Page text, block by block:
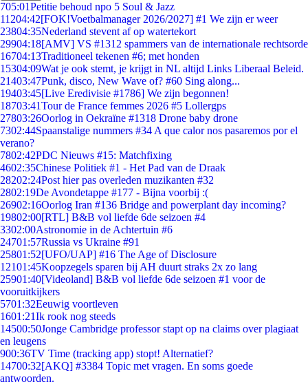
705:01Petitie behoud npo 5 Soul & Jazz
11204:42[FOK!Voetbalmanager 2026/2027] #1 We zijn er weer
23804:35Nederland stevent af op watertekort
29904:18[AMV] VS #1312 spammers van de internationale rechtsorde
16704:13Traditioneel tekenen #6; met honden
15304:09Wat je ook stemt, je krijgt in NL altijd Links Liberaal Beleid.
21403:47Punk, disco, New Wave of? #60 Sing along...
19403:45[Live Eredivisie #1786] We zijn begonnen!
18703:41Tour de France femmes 2026 #5 Lollergps
27803:26Oorlog in Oekraïne #1318 Drone baby drone
7302:44Spaanstalige nummers #34 A que calor nos pasaremos por el
verano?
7802:42PDC Nieuws #15: Matchfixing
4602:35Chinese Politiek #1 - Het Pad van de Draak
28202:24Post hier pas overleden muzikanten #32
2802:19De Avondetappe #177 - Bijna voorbij :(
26902:16Oorlog Iran #136 Bridge and powerplant day incoming?
19802:00[RTL] B&B vol liefde 6de seizoen #4
3302:00Astronomie in de Achtertuin #6
24701:57Russia vs Ukraine #91
25801:52[UFO/UAP] #16 The Age of Disclosure
12101:45Koopzegels sparen bij AH duurt straks 2x zo lang
25901:40[Videoland] B&B vol liefde 6de seizoen #1 voor de
vooruitkijkers
5701:32Eeuwig voortleven
1601:21Ik rook nog steeds
14500:50Jonge Cambridge professor stapt op na claims over plagiaat
en leugens
900:36TV Time (tracking app) stopt! Alternatief?
14700:32[AKQ] #3384 Topic met vragen. En soms goede
antwoorden.